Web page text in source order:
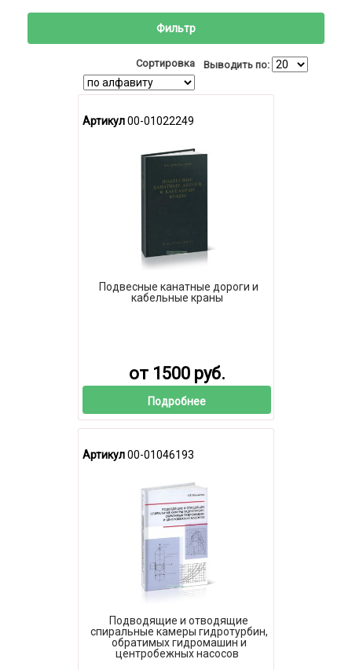
Фильтр
Сортировка Выводить по:
Артикул00-01022249
Подвесные канатные дороги и
кабельные краны
от 1500 руб.
Подробнее
Артикул00-01046193
Подводящие и отводящие
спиральные камеры гидротурбин,
обратимых гидромашин и
центробежных насосов